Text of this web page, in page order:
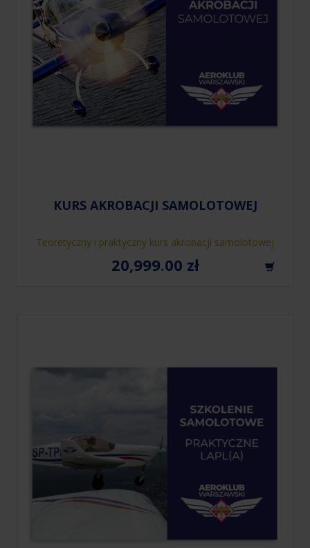
KURS AKROBACJI SAMOLOTOWEJ
Teoretyczny i praktyczny kurs akrobacji samolotowej
20,999.00 zł